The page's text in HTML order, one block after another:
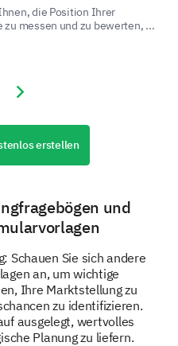
Produkten
die Position Ihrer
messen und zu bewerten, ...
slide
Next slide
erstellen
und
Schauen Sie sich andere
an, um wichtige
Ihre Marktstellung zu
zu identifizieren.
ausgelegt, wertvolles
Planung zu liefern.